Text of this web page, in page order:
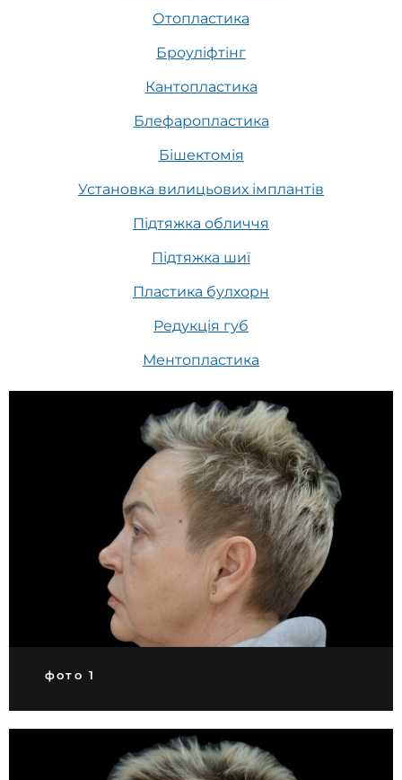
Отопластика
Броуліфтінг
Кантопластика
Блефаропластика
Бішектомія
Установка вилицьових імплантів
Підтяжка обличчя
Підтяжка шиї
Пластика булхорн
Редукція губ
Ментопластика
фото 1